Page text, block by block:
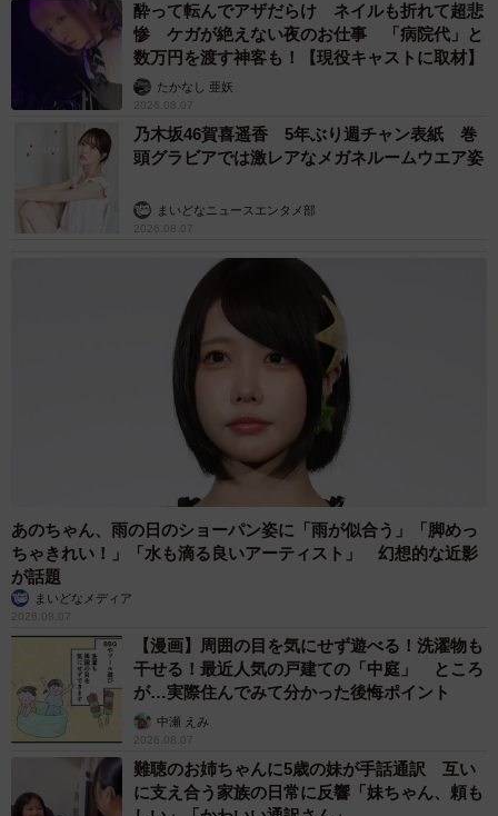
酔って転んでアザだらけ ネイルも折れて超悲
惨 ケガが絶えない夜のお仕事 「病院代」と
数万円を渡す神客も！【現役キャストに取材】
たかなし 亜妖
2026.08.07
乃木坂46賀喜遥香 5年ぶり週チャン表紙 巻
頭グラビアでは激レアなメガネルームウエア姿
まいどなニュースエンタメ部
2026.08.07
あのちゃん、雨の日のショーパン姿に「雨が似合う」「脚めっ
ちゃきれい！」「水も滴る良いアーティスト」 幻想的な近影
が話題
まいどなメディア
2026.08.07
【漫画】周囲の目を気にせず遊べる！洗濯物も
干せる！最近人気の戸建ての「中庭」 ところ
が…実際住んでみて分かった後悔ポイント
中瀬 えみ
2026.08.07
難聴のお姉ちゃんに5歳の妹が手話通訳 互い
に支え合う家族の日常に反響「妹ちゃん、頼も